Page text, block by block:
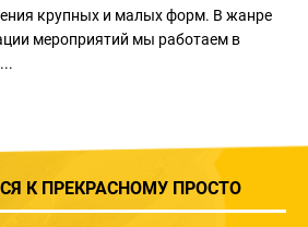
крупных и малых форм. В жанре
мероприятий мы работаем в
К ПРЕКРАСНОМУ ПРОСТО